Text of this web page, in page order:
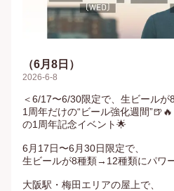
（6月8日）
2026-6-8
＜6/17〜6/30限定で、生ビールが
1周年だけの“ビール強化週間
の1周年記念イベント🌟
6月17日〜6月30日限定で、
生ビールが8種類→12種類にパワ
大阪駅・梅田エリアの屋上で、